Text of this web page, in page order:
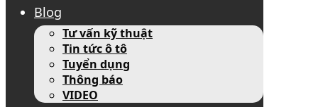
Blog
Tư vấn kỹ thuật
Tin tức ô tô
Tuyển dụng
Thông báo
VIDEO